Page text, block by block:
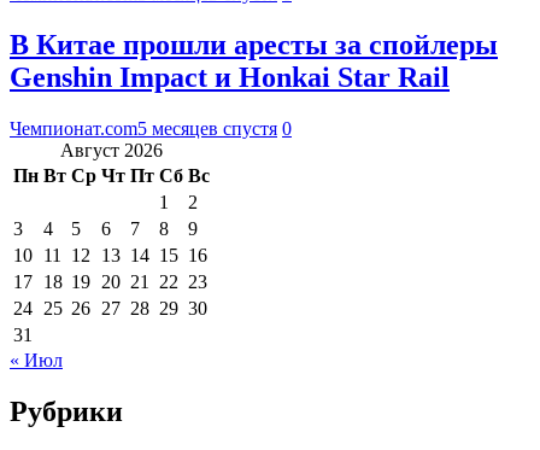
В Китае прошли аресты за спойлеры
Genshin Impact и Honkai Star Rail
Чемпионат.com5 месяцев спустя 0
Август 2026
Пн Вт Ср Чт Пт Сб Вс
1
2
3
4 5 6 7 8
9
10 11 12 13 14 15 16
17 18 19 20 21 22 23
24 25 26 27 28 29 30
31
« Июл
Рубрики